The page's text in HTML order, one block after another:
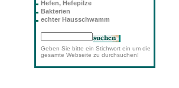
Hefen, Hefepilze
Bakterien
echter Hausschwamm
Geben Sie bitte ein Stichwort ein um die
gesamte Webseite zu durchsuchen!